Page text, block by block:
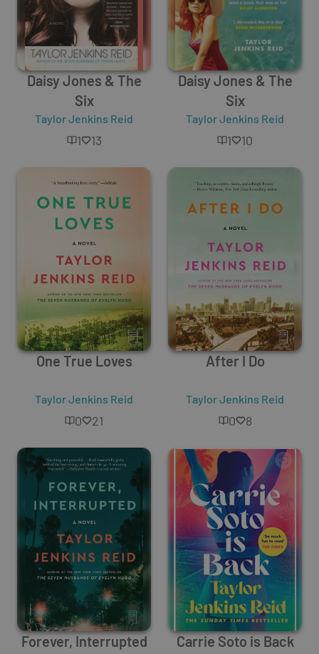
Daisy Jones & The
Six
Taylor Jenkins Reid
1 13
Daisy Jones & The
Six
Taylor Jenkins Reid
1 10
One True Loves
Taylor Jenkins Reid
0 21
After I Do
Taylor Jenkins Reid
0 8
Forever, Interrupted Carrie Soto is Back